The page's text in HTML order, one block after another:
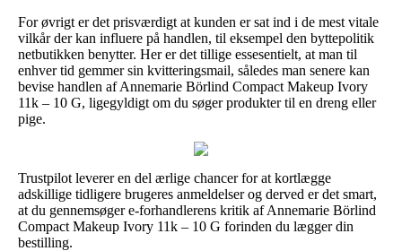
For øvrigt er det prisværdigt at kunden er sat ind i de mest vitale
vilkår der kan influere på handlen, til eksempel den byttepolitik
netbutikken benytter. Her er det tillige essesentielt, at man til
enhver tid gemmer sin kvitteringsmail, således man senere kan
bevise handlen af Annemarie Börlind Compact Makeup Ivory
11k – 10 G, ligegyldigt om du søger produkter til en dreng eller
pige.
Trustpilot leverer en del ærlige chancer for at kortlægge
adskillige tidligere brugeres anmeldelser og derved er det smart,
at du gennemsøger e-forhandlerens kritik af Annemarie Börlind
Compact Makeup Ivory 11k – 10 G forinden du lægger din
bestilling.